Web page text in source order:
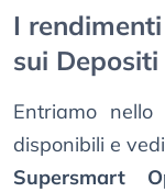
I
sui
Entriamo
disponibili e
Supersmart